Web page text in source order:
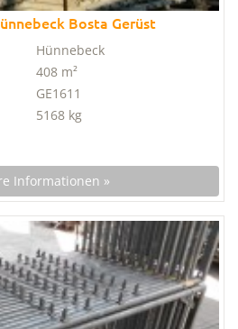
Bosta Gerüst
Hünnebeck
408 m²
GE1611
5168 kg
Informationen »